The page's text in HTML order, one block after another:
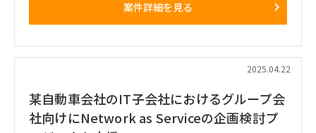
期間: 即日〜2026年7月（本番稼働まで）
即日〜2026年7月（本番稼働）
■勤務形態:
案件詳細を見る
2025.04.22
某自動車会社のIT子会社におけるグループ会
社向けにNetwork as Serviceの企画検討プ